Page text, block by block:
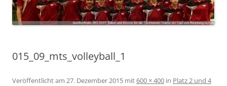
015_09_mts_volleyball_1
Veröffentlicht am 27. Dezember 2015 mit600 × 400 in Platz 2 und 4